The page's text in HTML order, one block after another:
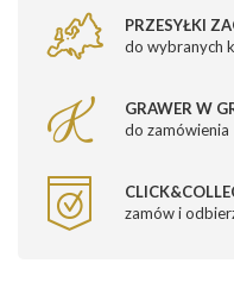
PRZESYŁKI
do wybranych
GRAWER W
do zamówienia
zamów i